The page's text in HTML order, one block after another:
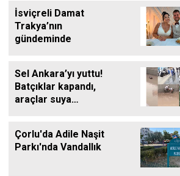
İsviçreli Damat
Trakya’nın
gündeminde
Sel Ankara’yı yuttu!
Batçıklar kapandı,
araçlar suya
Çorlu'da Adile Naşit
Parkı'nda Vandallık